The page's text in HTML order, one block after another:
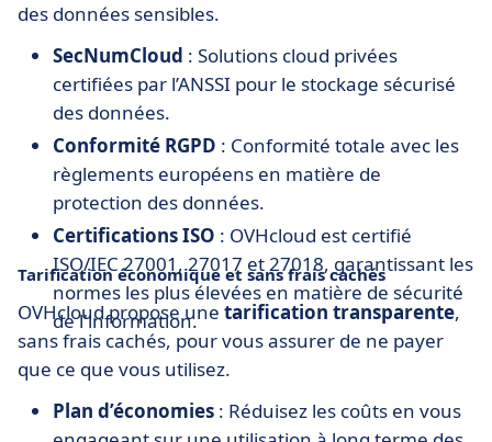
des données sensibles.
SecNumCloud : Solutions cloud privées
certifiées par l’ANSSI pour le stockage sécurisé
des données.
Conformité RGPD : Conformité totale avec les
règlements européens en matière de
protection des données.
Certifications ISO : OVHcloud est certifié
ISO/IEC 27001, 27017 et 27018, garantissant les
normes les plus élevées en matière de sécurité
de l'information.
Tarification économique et sans frais cachés
OVHcloud propose une tarification transparente,
sans frais cachés, pour vous assurer de ne payer
que ce que vous utilisez.
Plan d’économies : Réduisez les coûts en vous